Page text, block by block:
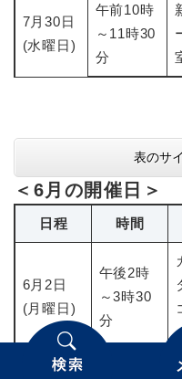
7月30日
(水曜日)
午前10時
～11時30
分
表のサ
＜6月の開催日＞
日程 時間
6月2日
(月曜日)
午後2時
～3時30
分
6月3日